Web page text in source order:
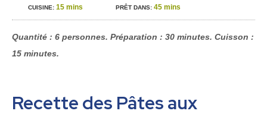
CUISINE: 15 mins PRÊT DANS: 45 mins
Quantité : 6 personnes. Préparation : 30 minutes. Cuisson :
15 minutes.
Recette des Pâtes aux